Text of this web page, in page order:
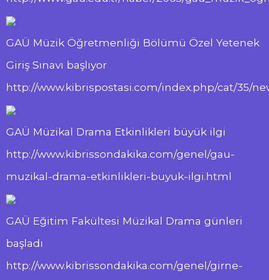
GAÜ Müzik Öğretmenliği Bölümü Özel Yetenek
Giriş Sınavı başlıyor
http://www.kibrispostasi.com/index.php/cat/35/
GAÜ Müzikal Drama Etkinlikleri büyük ilgi
http://www.kibrissondakika.com/genel/gau-
muzikal-drama-etkinlikleri-buyuk-ilgi.html
GAÜ Eğitim Fakültesi Müzikal Drama günleri
başladı
http://www.kibrissondakika.com/genel/girne-